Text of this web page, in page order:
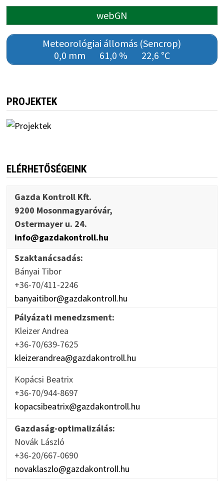
webGN
Meteorológiai állomás (Sencrop)
0,0 mm
61,0 % 22,6 °C
PROJEKTEK
ELÉRHETŐSÉGEINK
Gazda Kontroll Kft.
9200 Mosonmagyaróvár,
Ostermayer u. 24.
info@gazdakontroll.hu
Szaktanácsadás:
Bányai Tibor
+36-70/411-2246
banyaitibor@gazdakontroll.hu
Pályázati menedzsment:
Kleizer Andrea
+36-70/639-7625
kleizerandrea@gazdakontroll.hu
Kopácsi Beatrix
+36-70/944-8697
kopacsibeatrix@gazdakontroll.hu
Gazdaság-optimalizálás:
Novák László
+36-20/667-0690
novaklaszlo@gazdakontroll.hu